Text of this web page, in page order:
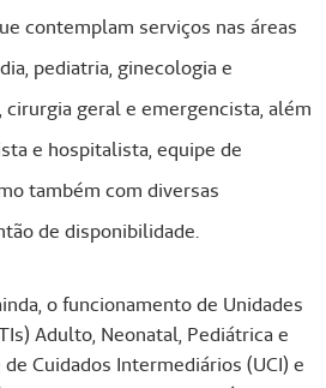
contemplam serviços nas áreas
pediatria, ginecologia e
geral e emergencista, além
e hospitalista, equipe de
também com diversas
de disponibilidade.
o funcionamento de Unidades
Adulto, Neonatal, Pediátrica e
Cuidados Intermediários (UCI) e